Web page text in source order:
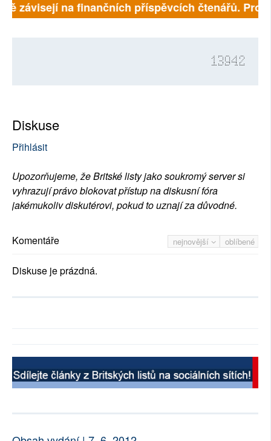
závisejí na finančních příspěvcích čtenářů.
13942
Diskuse
Přihlásit
Upozorňujeme, že Britské listy jako soukromý server si
vyhrazují právo blokovat přístup na diskusní fóra
jakémukoliv diskutérovi, pokud to uznají za důvodné.
nejnovější oblíbené
Komentáře
Diskuse je prázdná.